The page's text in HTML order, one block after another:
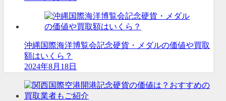
沖縄国際海洋博覧会記念硬貨・メダルの価値や買取
額はいくら？
2024年8月18日